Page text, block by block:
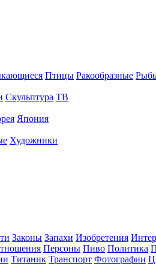
Птицы Ракообразные
Скульптура ТВ
Япония
Художники
Законы Запахи Изобретения
Персоны Пиво Политика
Титаник Транспорт Фотографии